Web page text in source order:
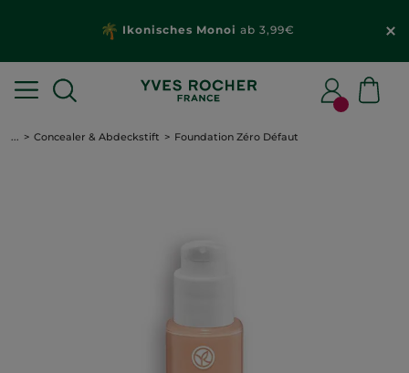
Ikonisches Monoi ab 3,99€
... Concealer & Abdeckstift Foundation Zéro Défaut